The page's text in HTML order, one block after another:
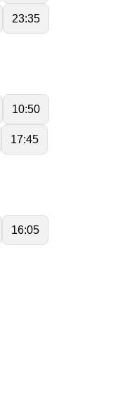
23:35
10:50
17:45
16:05